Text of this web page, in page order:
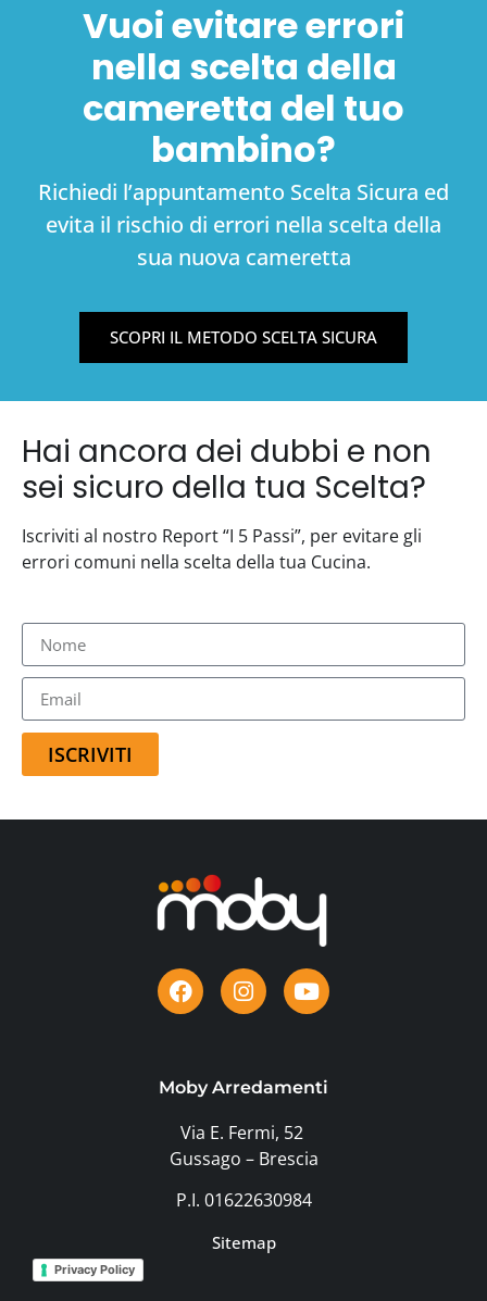
Vuoi evitare errori
nella scelta della
cameretta del tuo
bambino?
Richiedi l’appuntamento Scelta Sicura ed
evita il rischio di errori nella scelta della
sua nuova cameretta
SCOPRI IL METODO SCELTA SICURA
Hai ancora dei dubbi e non
sei sicuro della tua Scelta?
Iscriviti al nostro Report “I 5 Passi”, per evitare gli
errori comuni nella scelta della tua Cucina.
ISCRIVITI
Moby Arredamenti
Via E. Fermi, 52
Gussago – Brescia
P.I. 01622630984
Sitemap
Privacy Policy